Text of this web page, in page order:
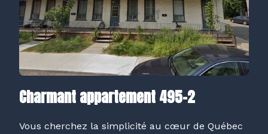
Charmant appartement 495-2
Vous cherchez la simplicité au cœur de Québec